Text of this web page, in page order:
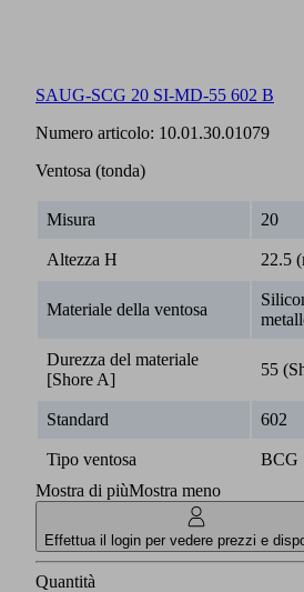
SAUG-SCG 20 SI-MD-55 602 B
Numero articolo: 10.01.30.01079
Ventosa (tonda)
Misura 20
Altezza H 22.5
Materiale della ventosa
Durezza del materiale
[Shore A]
55
Standard 602
Tipo ventosa
BCG
Mostra di piùMostra meno
Effettua il login per vedere prezzi e
Quantità